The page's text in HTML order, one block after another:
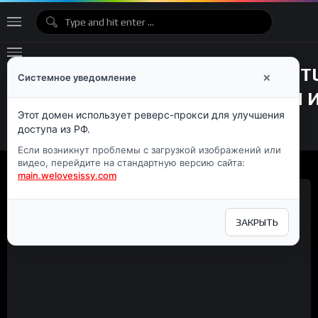
Корзина
Системное уведомление ×
Этот домен использует реверс-прокси для улучшения
доступа из РФ.
Если возникнут проблемы с загрузкой изображений или
видео, перейдите на стандартную версию сайта:
main.welovesissy.com
ЗАКРЫТЬ